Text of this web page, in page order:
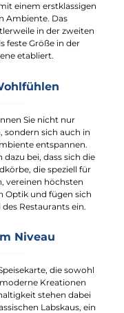
einem erstklassigen
Ambiente. Das
in der zweiten
feste Größe in der
etabliert.
Sie nicht nur
sondern sich auch in
entspannen.
bei, dass sich die
die speziell für
vereinen höchsten
Optik und fügen sich
Restaurants ein.
Niveau
die sowohl
Kreationen
stehen dabei
Labskaus, ein